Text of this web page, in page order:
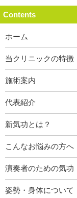
Contents
ホーム
当クリニックの特徴
施術案内
代表紹介
新気功とは？
こんなお悩みの方へ
演奏者のための気功
姿勢・身体について